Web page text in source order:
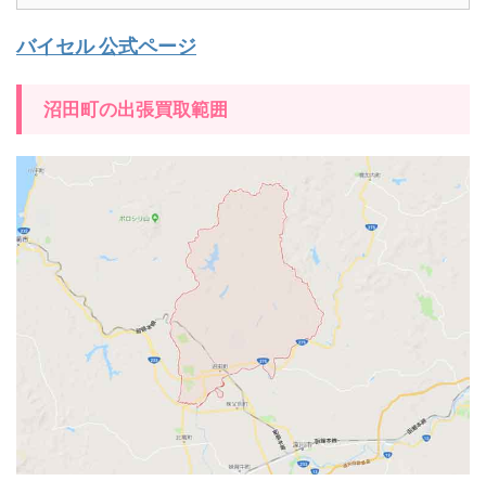
バイセル 公式ページ
沼田町の出張買取範囲